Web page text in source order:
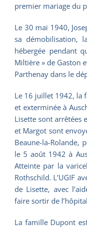
premier mariage du
Le 30 mai 1940,
sa démobilisation,
hébergée pendant
Miltière » de Gaston
Parthenay dans le
Le 16 juillet 1942, la
et exterminée à
Lisette sont arrêtées
et Margot sont
Beaune-la-Rolande,
le 5 août 1942 à
Atteinte par la
Rothschild. L’UGIF
de Lisette, avec
faire sortir de
La famille Dupont